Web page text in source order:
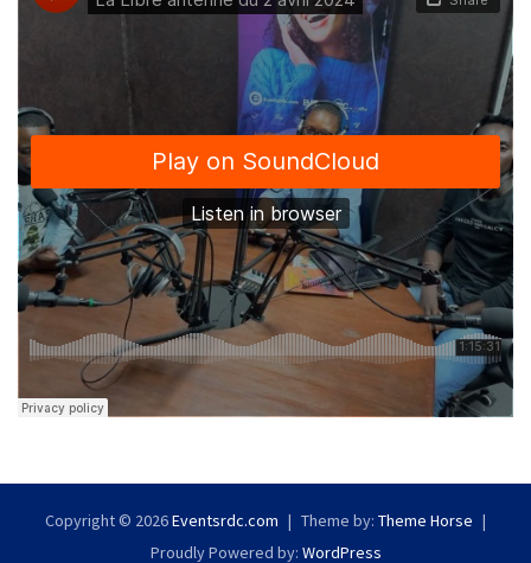
Copyright © 2026Eventsrdc.com Theme by: Theme Horse
Proudly Powered by: WordPress